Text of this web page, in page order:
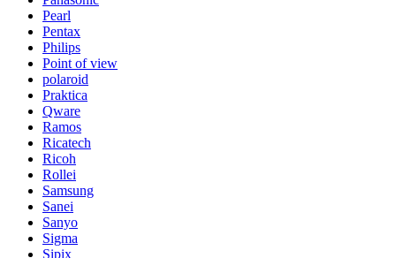
Pearl
Pentax
Philips
Point of view
polaroid
Praktica
Qware
Ramos
Ricatech
Ricoh
Rollei
Samsung
Sanei
Sanyo
Sigma
Sipix